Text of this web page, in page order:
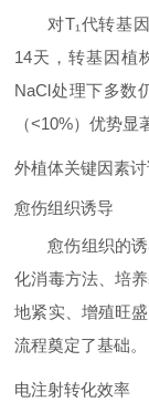
对T₁代转基
14天，转基因植
NaCl处理下多数
（<10%）优势显
外植体关键因素讨
愈伤组织诱导
愈伤组织的
化消毒方法、培
地紧实、增殖旺
流程奠定了基础。
电注射转化效率